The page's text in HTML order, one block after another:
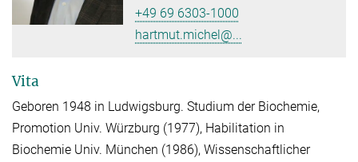
+49 69 6303-1000
hartmut.michel@...
Vita
Geboren 1948 in Ludwigsburg. Studium der Biochemie,
Promotion Univ. Würzburg (1977), Habilitation in
Biochemie Univ. München (1986), Wissenschaftlicher